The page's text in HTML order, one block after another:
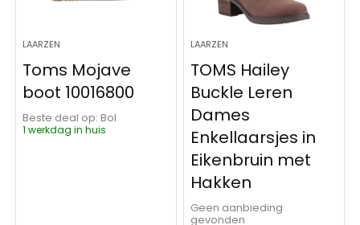
LAARZEN
Toms Mojave
boot 10016800
Beste deal op:
Bol
1 werkdag in huis
LAARZEN
TOMS Hailey
Buckle Leren
Dames
Enkellaarsjes in
Eikenbruin met
Hakken
Geen aanbieding
gevonden